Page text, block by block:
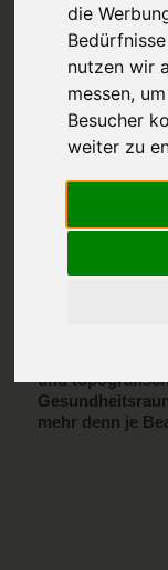
die
nutzen wir
messen,
Besucher
weiter zu
Bildquelle:
Alpine
warum
sind
Die Alpen
und
mehr denn je